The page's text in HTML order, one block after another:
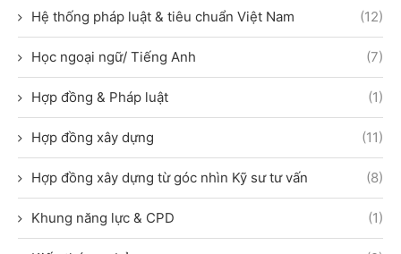
Hệ thống pháp luật & tiêu chuẩn Việt Nam (12)
Học ngoại ngữ/ Tiếng Anh (7)
Hợp đồng & Pháp luật (1)
Hợp đồng xây dựng (11)
Hợp đồng xây dựng từ góc nhìn Kỹ sư tư vấn (8)
Khung năng lực & CPD (1)